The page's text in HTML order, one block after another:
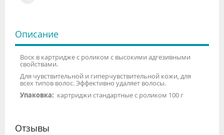
Описание
Воск в картридже с роликом с высокими адгезивными
свойствами.
Для чувствительной и гиперчувствительной кожи, для
всех типов волос. Эффективно удаляет волосы.
Упаковка: картриджи стандартные с роликом 100 г
Отзывы